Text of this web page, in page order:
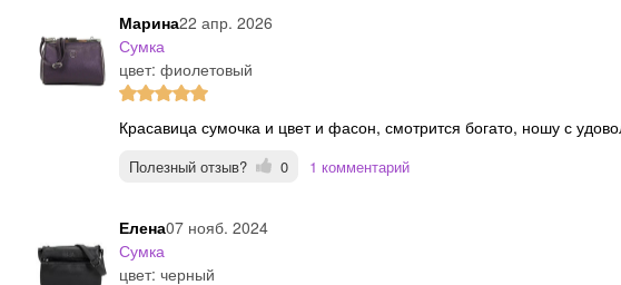
Марина22 апр. 2026
Сумка
цвет: фиолетовый
Красавица сумочка и цвет и фасон, смотрится богато, ношу с
Полезный отзыв? 0 1 комментарий
Елена07 нояб. 2024
Сумка
цвет: черный